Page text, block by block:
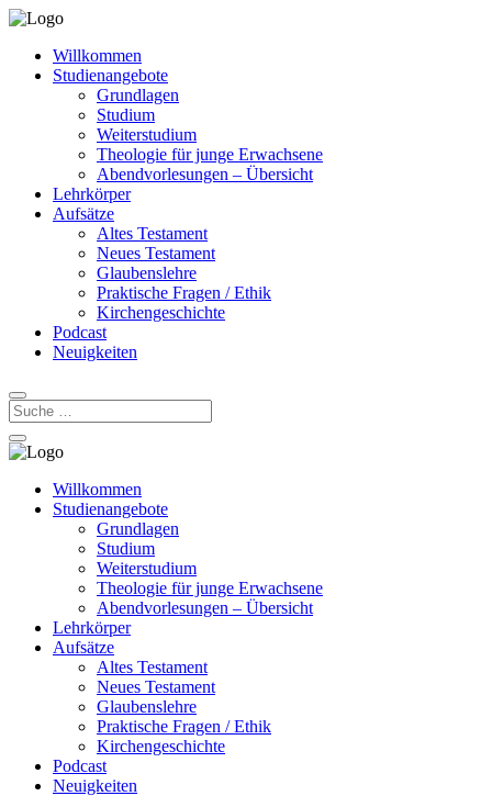
Willkommen
Studienangebote
Grundlagen
Studium
Weiterstudium
Theologie für junge Erwachsene
Abendvorlesungen – Übersicht
Lehrkörper
Aufsätze
Altes Testament
Neues Testament
Glaubenslehre
Praktische Fragen / Ethik
Kirchengeschichte
Podcast
Neuigkeiten
Willkommen
Studienangebote
Grundlagen
Studium
Weiterstudium
Theologie für junge Erwachsene
Abendvorlesungen – Übersicht
Lehrkörper
Aufsätze
Altes Testament
Neues Testament
Glaubenslehre
Praktische Fragen / Ethik
Kirchengeschichte
Podcast
Neuigkeiten